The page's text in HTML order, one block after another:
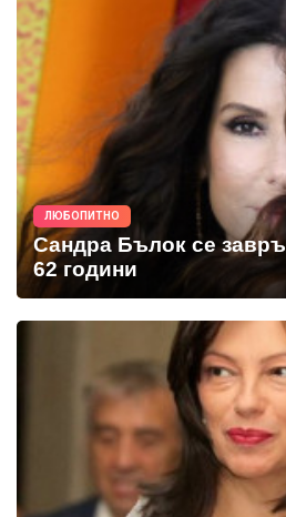
ЛЮБОПИТНО
Сандра Бълок се
62 години